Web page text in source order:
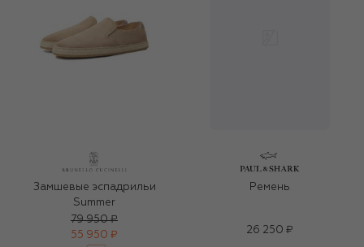
Замшевые эспадрильи
Summer
79 950 ₽
55 950 ₽
Ремень
26 250 ₽